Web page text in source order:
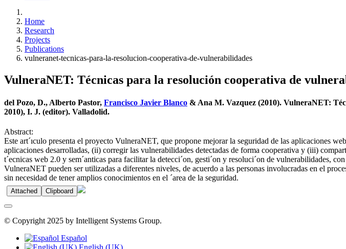
Home
Research
Projects
Publications
vulneranet-tecnicas-para-la-resolucion-cooperativa-de-vulnerabilidades
VulneraNET: Técnicas para la resolución cooperativa de
del Pozo, D., Alberto Pastor, Francisco Javier Blanco & Ana M. Vazquez (2010). VulneraNET:
2010), I. J. (editor). Valladolid.
Abstract:
Este art´ıculo presenta el proyecto VulneraNET, que propone mejorar la seguridad de las aplicaciones
aplicaciones desarrolladas, (ii) corregir las vulnerabilidades detectadas de forma cooperativa y (iii)
t´ecnicas web 2.0 y sem´anticas para facilitar la detecci´on, gesti´on y resoluci´on de vulnerabilidades,
VulneraNET pueden ser utilizadas a diferentes niveles, de acuerdo a las personas involucradas en el
sin necesidad de tener amplios conocimientos en el ´area de la seguridad.
Attached Clipboard
© Copyright 2025 by Intelligent Systems Group.
Español
English (UK)